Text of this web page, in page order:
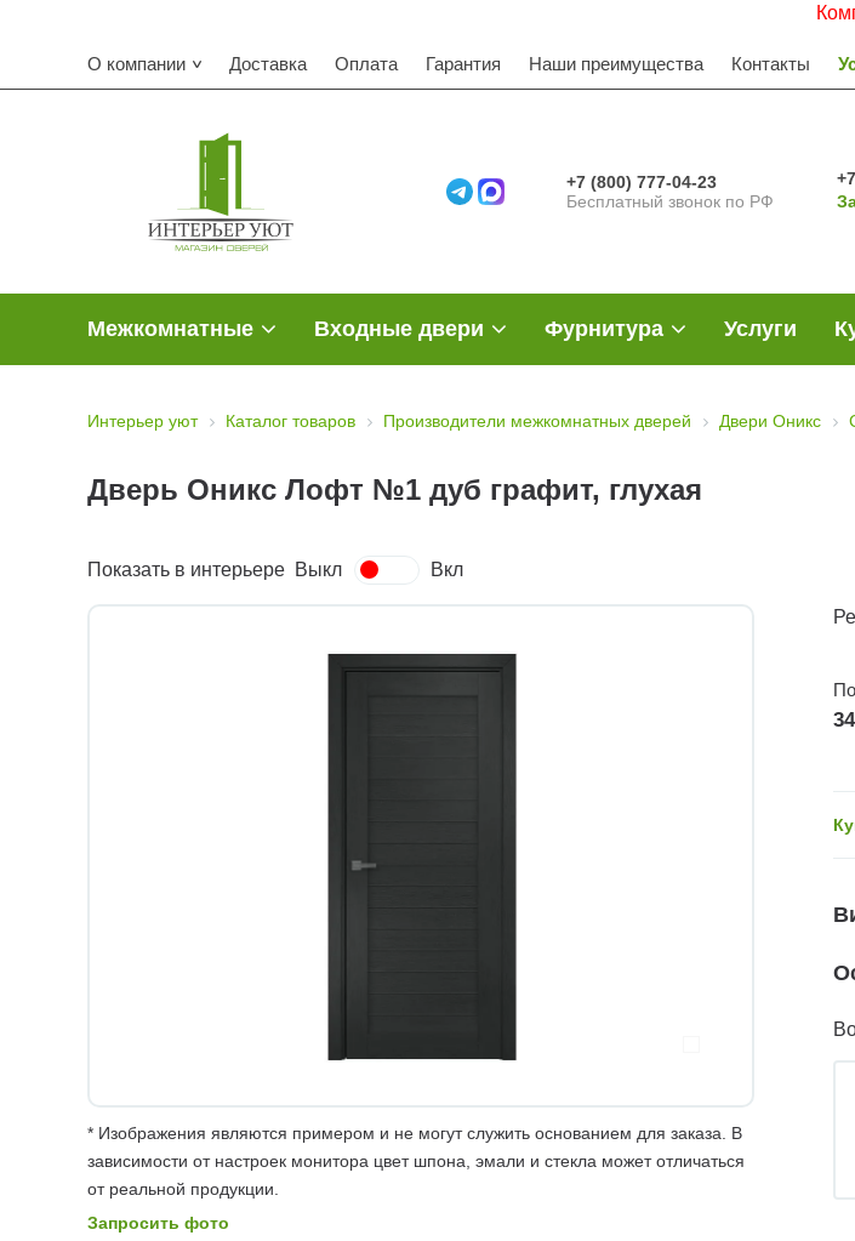
О компании Доставка Оплата Гарантия Наши преимущества Контакты
+7 (800) 777-04-23
Бесплатный звонок по РФ
Межкомнатные Входные двери Фурнитура Услуги
Интерьер уют Каталог товаров Производители межкомнатных дверей Двери Оникс
Дверь Оникс Лофт №1 дуб графит, глухая
Показать в интерьере Выкл Вкл
* Изображения являются примером и не могут служить основанием для заказа. В
зависимости от настроек монитора цвет шпона, эмали и стекла может отличаться
от реальной продукции.
Запросить фото